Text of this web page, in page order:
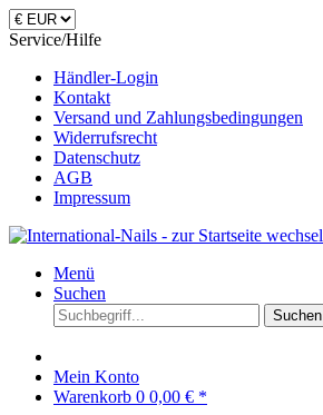
Service/Hilfe
Händler-Login
Kontakt
Versand und Zahlungsbedingungen
Widerrufsrecht
Datenschutz
AGB
Impressum
Menü
Suchen
Suchen
Mein Konto
Warenkorb 0 0,00 € *